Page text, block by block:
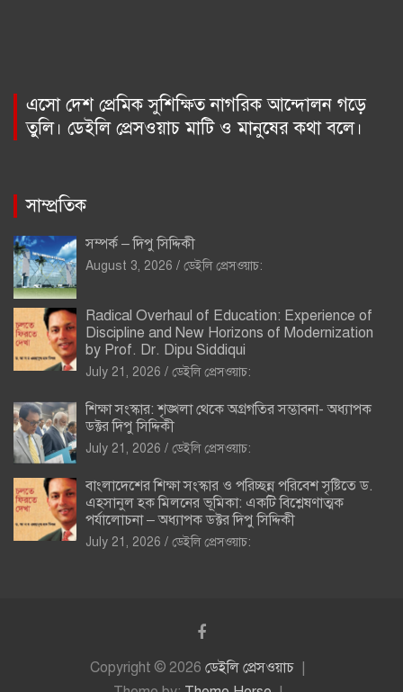
এসো দেশ প্রেমিক সুশিক্ষিত নাগরিক আন্দোলন গড়ে
তুলি। ডেইলি প্রেসওয়াচ মাটি ও মানুষের কথা বলে।
সাম্প্রতিক
সম্পর্ক – দিপু সিদ্দিকী
August 3, 2026 ডেইলি প্রেসওয়াচ:
Radical Overhaul of Education: Experience of
Discipline and New Horizons of Modernization
by Prof. Dr. Dipu Siddiqui
July 21, 2026 ডেইলি প্রেসওয়াচ:
শিক্ষা সংস্কার: শৃঙ্খলা থেকে অগ্রগতির সম্ভাবনা- অধ্যাপক
ডক্টর দিপু সিদ্দিকী
July 21, 2026 ডেইলি প্রেসওয়াচ:
বাংলাদেশের শিক্ষা সংস্কার ও পরিচ্ছন্ন পরিবেশ সৃষ্টিতে ড.
এহসানুল হক মিলনের ভূমিকা: একটি বিশ্লেষণাত্মক
পর্যালোচনা – অধ্যাপক ডক্টর দিপু সিদ্দিকী
July 21, 2026 ডেইলি প্রেসওয়াচ:
Copyright © 2026 ডেইলি প্রেসওয়াচ